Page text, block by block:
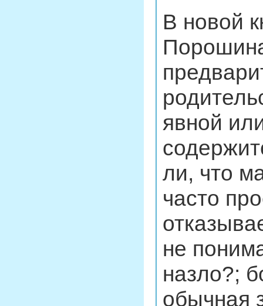
В новой
явной
ли, что
часто
не
назло?;
обычная